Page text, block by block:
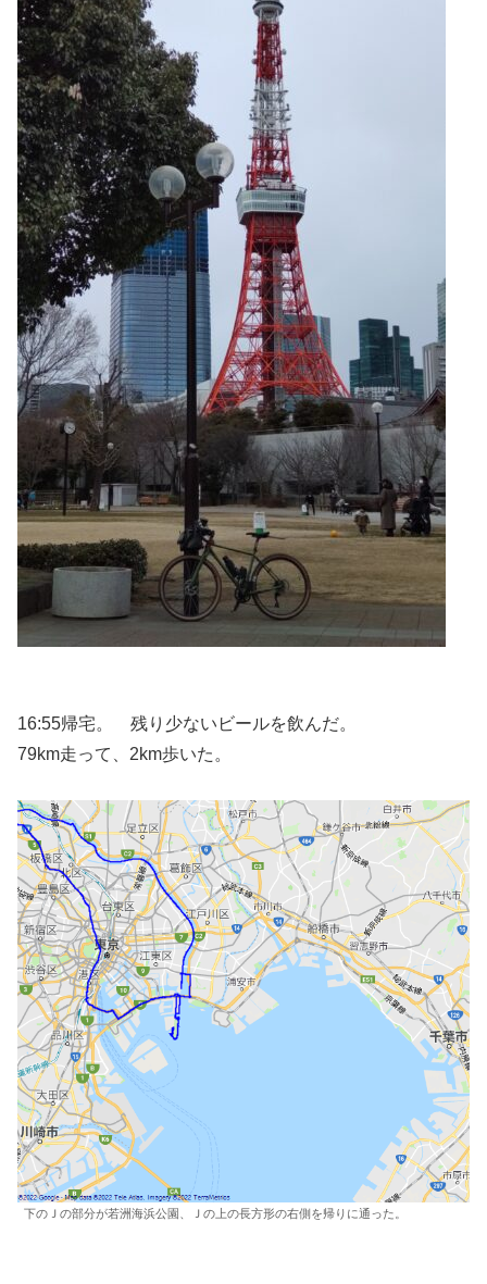
16:55帰宅。 残り少ないビールを飲んだ。
79km走って、2km歩いた。
下のＪの部分が若洲海浜公園、Ｊの上の長方形の右側を帰りに通った。